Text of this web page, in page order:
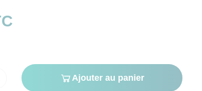
Ajouter au panier